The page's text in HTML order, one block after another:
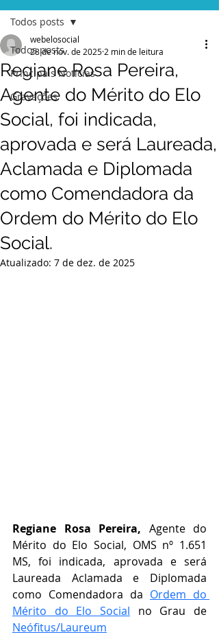
Todos posts
Principais Notícias
Gravações
Todos posts
Regiane Rosa Pereira,
Agente do Mérito do Elo
Social, foi indicada,
aprovada e será Laureada,
Aclamada e Diplomada
como Comendadora da
Ordem do Mérito do Elo
Social.
webelosocial
28 de nov. de 2025 2 min de leitura
Atualizado: 7 de dez. de 2025
Regiane Rosa Pereira, Agente do
Mérito do Elo Social, OMS nº 1.651
MS, foi indicada, aprovada e será
Laureada Aclamada e Diplomada
como Comendadora da Ordem do
Mérito do Elo Social
Neófitus/Laureum